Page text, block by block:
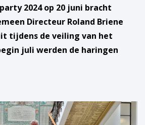
2024 op 20 juni bracht
Directeur Roland Briene
tijdens de veiling van het
juli werden de haringen